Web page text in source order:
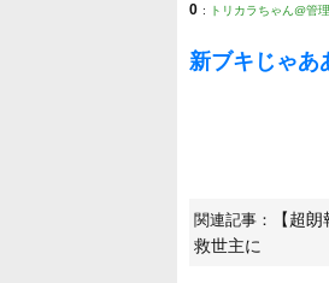
0 : トリカラちゃん@管理
新ブキじゃあ
関連記事：
【超
救世主に